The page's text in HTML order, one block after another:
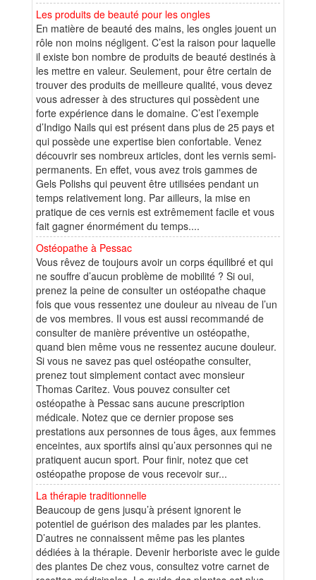
Les produits de beauté pour les ongles
En matière de beauté des mains, les ongles jouent un
rôle non moins négligent. C’est la raison pour laquelle
il existe bon nombre de produits de beauté destinés à
les mettre en valeur. Seulement, pour être certain de
trouver des produits de meilleure qualité, vous devez
vous adresser à des structures qui possèdent une
forte expérience dans le domaine. C’est l’exemple
d’Indigo Nails qui est présent dans plus de 25 pays et
qui possède une expertise bien confortable. Venez
découvrir ses nombreux articles, dont les vernis semi-
permanents. En effet, vous avez trois gammes de
Gels Polishs qui peuvent être utilisées pendant un
temps relativement long. Par ailleurs, la mise en
pratique de ces vernis est extrêmement facile et vous
fait gagner énormément du temps....
Ostéopathe à Pessac
Vous rêvez de toujours avoir un corps équilibré et qui
ne souffre d’aucun problème de mobilité ? Si oui,
prenez la peine de consulter un ostéopathe chaque
fois que vous ressentez une douleur au niveau de l’un
de vos membres. Il vous est aussi recommandé de
consulter de manière préventive un ostéopathe,
quand bien même vous ne ressentez aucune douleur.
Si vous ne savez pas quel ostéopathe consulter,
prenez tout simplement contact avec monsieur
Thomas Caritez. Vous pouvez consulter cet
ostéopathe à Pessac sans aucune prescription
médicale. Notez que ce dernier propose ses
prestations aux personnes de tous âges, aux femmes
enceintes, aux sportifs ainsi qu’aux personnes qui ne
pratiquent aucun sport. Pour finir, notez que cet
ostéopathe propose de vous recevoir sur...
La thérapie traditionnelle
Beaucoup de gens jusqu’à présent ignorent le
potentiel de guérison des malades par les plantes.
D’autres ne connaissent même pas les plantes
dédiées à la thérapie. Devenir herboriste avec le guide
des plantes De chez vous, consultez votre carnet de